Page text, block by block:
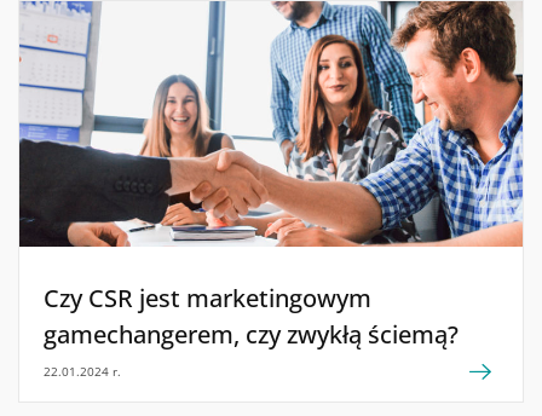
ten sposób nie tylko poprawisz wizerunek marki,
ale też zyskasz lojalność pracowników oraz
zainteresowanie klientów i inwestorów. Zobacz,
jak opracować strategię CSR i dlaczego to się
opłaca!
Czy CSR jest marketingowym
gamechangerem, czy zwykłą ściemą?
22.01.2024 r.